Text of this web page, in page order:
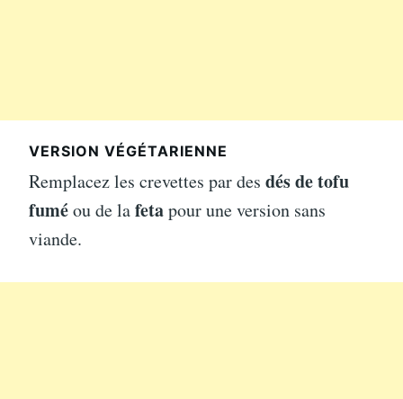
VERSION VÉGÉTARIENNE
Remplacez les crevettes par des dés de tofu
fuméou de lafetapour une version sans
viande.